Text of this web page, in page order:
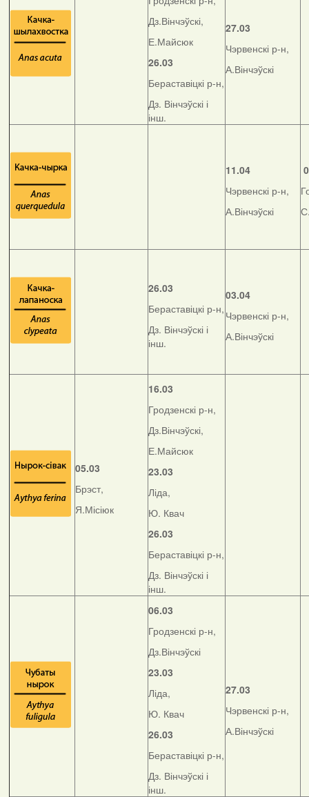
Дз.Вінчэўскі,
Е.Майсюк
26.03
Бераставіцкі р-н,
Дз. Вінчэўскі і
інш.
27.03
Чэрвенскі р-н,
А.Вінчэўскі
11.04
Чэрвенскі р-н,
А.Вінчэўскі
26.03
Бераставіцкі р-н,
Дз. Вінчэўскі і
інш.
03.04
Чэрвенскі р-н,
А.Вінчэўскі
05.03
Брэст,
Я.Місіюк
16.03
Гродзенскі р-н,
Дз.Вінчэўскі,
Е.Майсюк
23.03
Ліда,
Ю. Квач
26.03
Бераставіцкі р-н,
Дз. Вінчэўскі і
інш.
06.03
Гродзенскі р-н,
Дз.Вінчэўскі
23.03
Ліда,
Ю. Квач
26.03
Бераставіцкі р-н,
Дз. Вінчэўскі і
інш.
27.03
Чэрвенскі р-н,
А.Вінчэўскі